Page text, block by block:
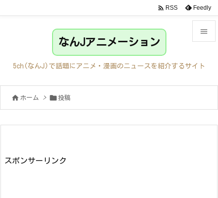

サイド
前へ

 RSS Feedly
なんJアニメーション
5ch(なんJ)で話題にアニメ・漫画のニュースを紹介するサイト
 ホーム >  投稿
スポンサーリンク